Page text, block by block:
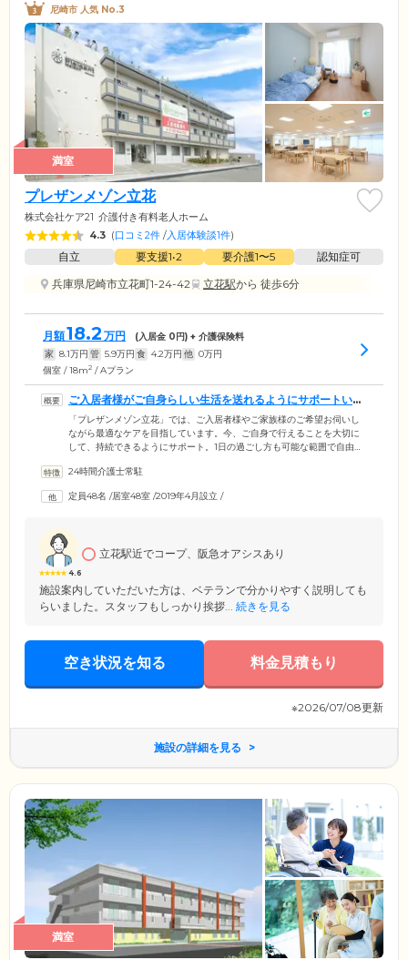
尼崎市 人気 No.3
満室
プレザンメゾン立花
株式会社ケア21 介護付き有料老人ホーム
4.3 (口コミ2件 /入居体験談1件)
自立 要支援1•2 要介護1〜5
認知症可
兵庫県尼崎市立花町1-24-42
立花駅から 徒歩6分
月額18.2 万円 (入居金 0円) + 介護保険料
家 8.1万円 管 5.9万円 食 4.2万円 他 0万円
個室 / 18m2 / Aプラン
ご入居者様がご自身らしい生活を送れるようにサポートいた
します
「プレザンメゾン立花」では、ご入居者様やご家族様のご希望お伺いし
ながら最適なケアを目指しています。今、ご自身で行えることを大切に
して、持続できるようにサポート。1日の過ごし方も可能な範囲で自由で
う年間行事や、ご入居者同士で協力して進める共同作業、趣味などを活
よる日常のケアはもちろん、看護師と医師が連携し、医療ケアも充実し
24時間介護士常駐
定員48名 /居室48室 /2019年4月設立 /
4.6
立花駅近でコープ、阪急オアシスあり
施設案内していただいた方は、ベテランで分かりやすく説明しても
らいました。スタッフもしっかり挨拶... 続きを見る
空き状況を知る 料金見積もり
※2026/07/08更新
施設の詳細を見る
満室